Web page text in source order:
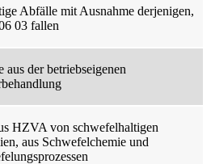
Abfälle mit Ausnahme derjenigen,
03 fallen
aus der betriebseigenen
HZVA von schwefelhaltigen
aus Schwefelchemie und